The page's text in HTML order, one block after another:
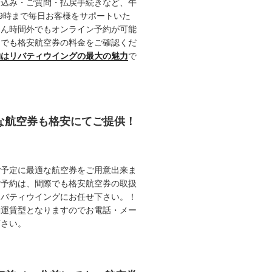
み・ご質問・払戻手続きなど、午
まで毎日お客様をサポートいた
時間外でもオンライン予約が可能
も格安航空券の料金をご確認くだ
リバティウイングの最大の魅力で
空券も格安にてご提供！
定に最適な航空券をご用意出来ま
約は、間際でも格安航空券の取扱
ティウイングにお任せ下さい。！
賃型となりますのでお電話・メー
い。